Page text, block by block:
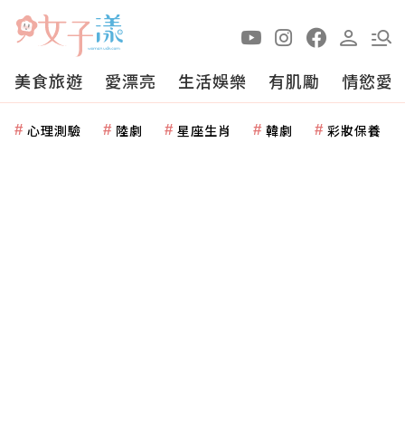
美食旅遊 愛漂亮 生活娛樂 有肌勵 情慾愛
心理測驗 陸劇 星座生肖 韓劇 彩妝保養